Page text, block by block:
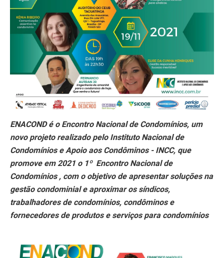
ENACOND é o Encontro Nacional de Condomínios, um
novo projeto realizado pelo Instituto Nacional de
Condomínios e Apoio aos Condôminos - INCC, que
promove em 2021 o 1º Encontro Nacional de
Condomínios , com o objetivo de apresentar soluções na
gestão condominial e aproximar os síndicos,
trabalhadores de condomínios, condôminos e
fornecedores de produtos e serviços para condomínios